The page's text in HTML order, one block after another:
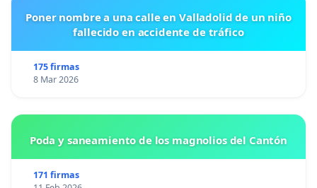
Poner nombre a una calle en Valladolid de un niño
fallecido en accidente de tráfico
175 firmas
8 Mar 2026
Poda y saneamiento de los magnolios del Cantón
171 firmas